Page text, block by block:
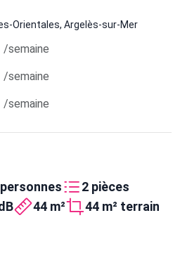
Orientales, Argelès-sur-Mer
/semaine
/semaine
/semaine
2 pièces
44 m² 44 m² terrain